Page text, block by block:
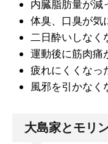
内臓脂肪量が減
体臭、口臭が気
二日酔いしなく
運動後に筋肉痛
疲れにくくなっ
風邪を引かなく
大島家とモリ